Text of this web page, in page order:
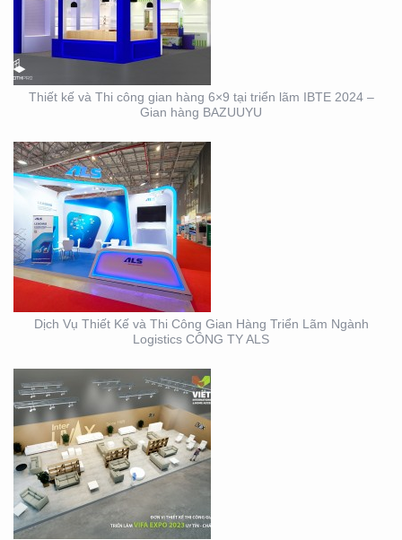
Thiết kế và Thi công gian hàng 6×9 tại triển lãm IBTE 2024 –
Gian hàng BAZUUYU
THI CÔNG GIAN HÀNG
TRIỂN LÃM NGÀNH
LOGISTICS CÔNG TY
ALS
Dịch Vụ Thiết Kế và Thi Công Gian Hàng Triển Lãm Ngành
Logistics CÔNG TY ALS
THIẾT KẾ THI CÔNG
GIAN HÀNG TRIỂN LÃM
VIFA EXPO 2023 UY TÍN
– CHẤT LƯỢNG
THIẾT KẾ THI CÔNG
TRỌN GÓI SỰ KIỆN MỸ
PHẨM HÀN QUỐC